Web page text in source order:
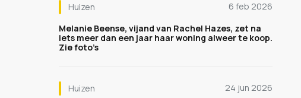
Huizen
6 feb 2026
Melanie Beense, vijand van Rachel Hazes, zet na
iets meer dan een jaar haar woning alweer te koop.
Zie foto’s
Huizen
24 jun 2026